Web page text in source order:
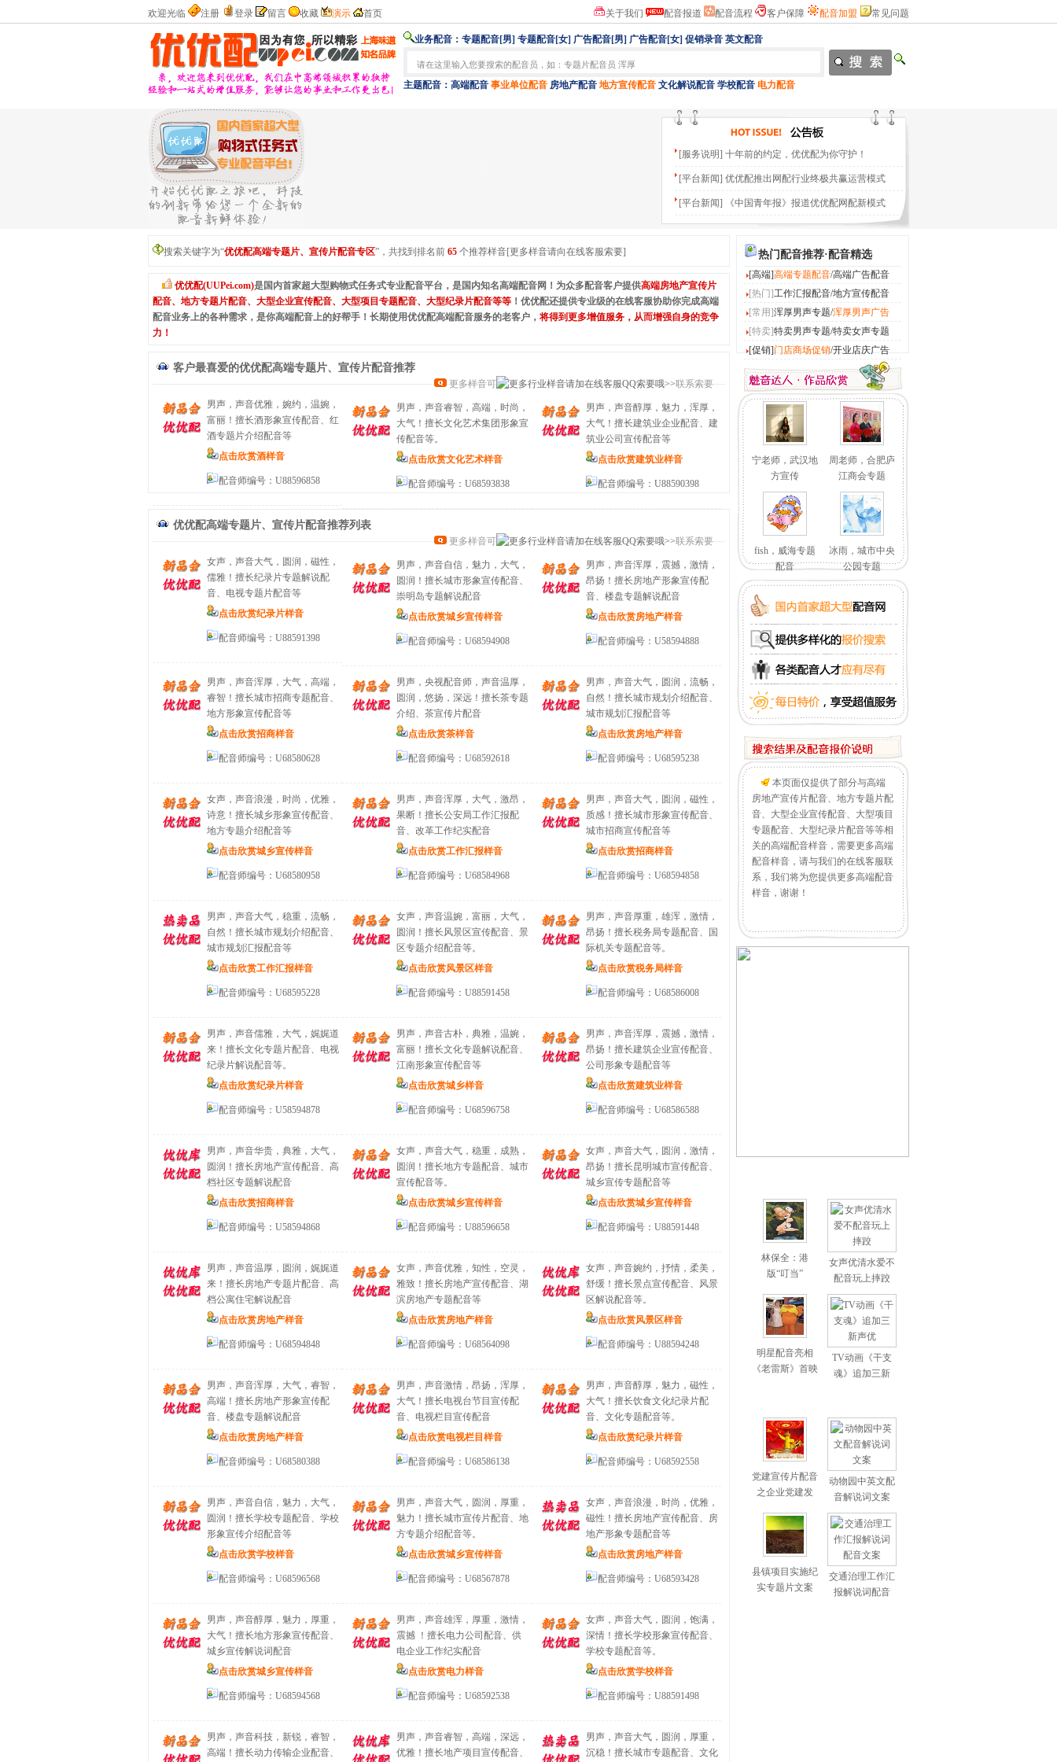
欢迎光临 注册 登录 留言 收藏 演示 首页 关于我们 配音报道 配音流程 客户保障 配音加盟 常见问题
业务配音： 专题配音[男] 专题配音[女] 广告配音[男] 广告配音[女] 促销录音 英文配音
主题配音： 高端配音 事业单位配音 房地产配音 地方宣传配音 文化解说配音 学校配音 电力配音
[服务说明] 十年前的约定，优优配为你守护！
[平台新闻] 优优配推出网配行业终极共赢运营模式
[平台新闻] 《中国青年报》报道优优配网配新模式
搜索关键字为“优优配高端专题片、宣传片配音专区”，共找到排名前 65 个推荐样音[更多样音请向在线客服索要]
优优配(UUPei.com)是国内首家超大型购物式任务式专业配音平台，是国内知名高端配音网！为众多配音客户提供高端房地产宣传片
配音、地方专题片配音、大型企业宣传配音、大型项目专题配音、大型纪录片配音等等 ！优优配还提供专业级的在线客服协助你完成高端
配音业务上的各种需求，是你高端配音上的好帮手！长期使用优优配高端配音服务的老客户， 将得到更多增值服务，从而增强自身的竞争
力！
客户最喜爱的优优配高端专题片、宣传片配音推荐
更多样音可
联系索要
男声，声音优雅，婉约，温婉，
富丽！擅长酒形象宣传配音、红
酒专题片介绍配音等
点击欣赏酒样音
配音师编号：U88596858
男声，声音睿智，高端，时尚，
大气！擅长文化艺术集团形象宣
传配音等。
点击欣赏文化艺术样音
配音师编号：U68593838
男声，声音醇厚，魅力，浑厚，
大气！擅长建筑业企业配音、建
筑业公司宣传配音等
点击欣赏建筑业样音
配音师编号：U88590398
优优配高端专题片、宣传片配音推荐列表
更多样音可
联系索要
女声，声音大气，圆润，磁性，
儒雅！擅长纪录片专题解说配
音、电视专题片配音等
点击欣赏纪录片样音
配音师编号：U88591398
男声，声音自信，魅力，大气，
圆润！擅长城市形象宣传配音、
崇明岛专题解说配音
点击欣赏城乡宣传样音
配音师编号：U68594908
男声，声音浑厚，震撼，激情，
昂扬！擅长房地产形象宣传配
音、楼盘专题解说配音
点击欣赏房地产样音
配音师编号：U58594888
男声，声音浑厚，大气，高端，
睿智！擅长城市招商专题配音、
地方形象宣传配音等
点击欣赏招商样音
配音师编号：U68580628
男声，央视配音师，声音温厚，
圆润，悠扬，深远！擅长茶专题
介绍、茶宣传片配音
点击欣赏茶样音
配音师编号：U68592618
男声，声音大气，圆润，流畅，
自然！擅长城市规划介绍配音、
城市规划汇报配音等
点击欣赏房地产样音
配音师编号：U68595238
女声，声音浪漫，时尚，优雅，
诗意！擅长城乡形象宣传配音、
地方专题介绍配音等
点击欣赏城乡宣传样音
配音师编号：U68580958
男声，声音浑厚，大气，激昂，
果断！擅长公安局工作汇报配
音、改革工作纪实配音
点击欣赏工作汇报样音
配音师编号：U68584968
男声，声音大气，圆润，磁性，
质感！擅长城市形象宣传配音、
城市招商宣传配音等
点击欣赏招商样音
配音师编号：U68594858
男声，声音大气，稳重，流畅，
自然！擅长城市规划介绍配音、
城市规划汇报配音等
点击欣赏工作汇报样音
配音师编号：U68595228
女声，声音温婉，富丽，大气，
圆润！擅长风景区宣传配音、景
区专题介绍配音等。
点击欣赏风景区样音
配音师编号：U88591458
男声，声音厚重，雄浑，激情，
昂扬！擅长税务局专题配音、国
际机关专题配音等。
点击欣赏税务局样音
配音师编号：U68586008
男声，声音儒雅，大气，娓娓道
来！擅长文化专题片配音、电视
纪录片解说配音等。
点击欣赏纪录片样音
配音师编号：U58594878
男声，声音古朴，典雅，温婉，
富丽！擅长文化专题解说配音、
江南形象宣传配音等
点击欣赏城乡样音
配音师编号：U68596758
男声，声音浑厚，震撼，激情，
昂扬！擅长建筑企业宣传配音、
公司形象专题配音等
点击欣赏建筑业样音
配音师编号：U68586588
男声，声音华贵，典雅，大气，
圆润！擅长房地产宣传配音、高
档社区专题解说配音
点击欣赏招商样音
配音师编号：U58594868
女声，声音大气，稳重，成熟，
圆润！擅长地方专题配音、城市
宣传配音等。
点击欣赏城乡宣传样音
配音师编号：U88596658
女声，声音大气，圆润，激情，
昂扬！擅长昆明城市宣传配音、
城乡宣传专题配音等
点击欣赏城乡宣传样音
配音师编号：U88591448
男声，声音温厚，圆润，娓娓道
来！擅长房地产专题片配音、高
档公寓住宅解说配音
点击欣赏房地产样音
配音师编号：U68594848
女声，声音优雅，知性，空灵，
雅致！擅长房地产宣传配音、湖
滨房地产专题配音等
点击欣赏房地产样音
配音师编号：U68564098
女声，声音婉约，抒情，柔美，
舒缓！擅长景点宣传配音、风景
区解说配音等。
点击欣赏风景区样音
配音师编号：U88594248
男声，声音浑厚，大气，睿智，
高端！擅长房地产形象宣传配
音、楼盘专题解说配音
点击欣赏房地产样音
配音师编号：U68580388
男声，声音激情，昂扬，浑厚，
大气！擅长电视台节目宣传配
音、电视栏目宣传配音
点击欣赏电视栏目样音
配音师编号：U68586138
男声，声音醇厚，魅力，磁性，
大气！擅长饮食文化纪录片配
音、文化专题配音等。
点击欣赏纪录片样音
配音师编号：U68592558
男声，声音自信，魅力，大气，
圆润！擅长学校专题配音、学校
形象宣传介绍配音等
点击欣赏学校样音
配音师编号：U68596568
男声，声音大气，圆润，厚重，
魅力！擅长城市宣传片配音、地
方专题介绍配音等。
点击欣赏城乡宣传样音
配音师编号：U68567878
女声，声音浪漫，时尚，优雅，
磁性！擅长房地产宣传配音、房
地产形象专题配音等
点击欣赏房地产样音
配音师编号：U68593428
男声，声音醇厚，魅力，厚重，
大气！擅长地方形象宣传配音、
城乡宣传解说词配音
点击欣赏城乡宣传样音
配音师编号：U68594568
男声，声音雄浑，厚重，激情，
震撼 ！擅长电力公司配音、供
电企业工作纪实配音
点击欣赏电力样音
配音师编号：U68592538
女声，声音大气，圆润，饱满，
深情！擅长学校形象宣传配音、
学校专题配音等。
点击欣赏学校样音
配音师编号：U88591498
男声，声音科技，新锐，睿智，
高端！擅长动力传输企业配音、
男声，声音睿智，高端，深远，
优雅！擅长地产项目宣传配音、
男声，声音大气，圆润，厚重，
沉稳！擅长城市专题配音、文化
热门配音推荐·配音精选
[高端]高端专题配音/高端广告配音
[热门]工作汇报配音/地方宣传配音
[常用]浑厚男声专题/浑厚男声广告
[特卖]特卖男声专题/特卖女声专题
[促销]门店商场促销/开业店庆广告
宁老师，武汉地
方宣传
周老师，合肥庐
江商会专题
fish，威海专题
配音
冰雨，城市中央
公园专题
本页面仅提供了部分与高端
房地产宣传片配音、地方专题片配
音、大型企业宣传配音、大型项目
专题配音、大型纪录片配音等等相
关的高端配音样音，需要更多高端
配音样音，请与我们的在线客服联
系，我们将为您提供更多高端配音
样音，谢谢！
林保全：港
版“叮当”
女声优清水爱不
配音玩上摔跤
明星配音亮相
《老雷斯》首映
TV动画《干支
魂》追加三新
党建宣传片配音
之企业党建发
动物园中英文配
音解说词文案
县镇项目实施纪
实专题片文案
交通治理工作汇
报解说词配音